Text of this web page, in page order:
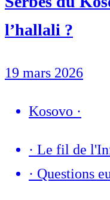
l’hallali ?
19 mars 2026
Kosovo ·
· Le fil de
· Questions